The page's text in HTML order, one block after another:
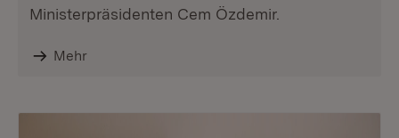
Ministerpräsidenten Cem Özdemir.
Mehr